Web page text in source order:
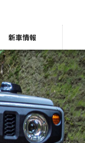
新車情報